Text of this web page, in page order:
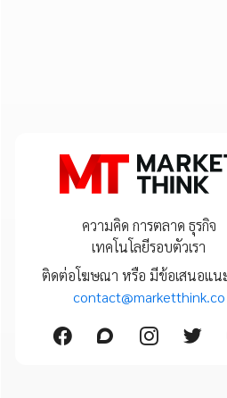
ความคิด การตลาด ธุรกิจ
เทคโนโลยีรอบตัวเรา
ติดต่อโฆษณา หรือ มีข้อเสนอแน
contact@marketthink.co